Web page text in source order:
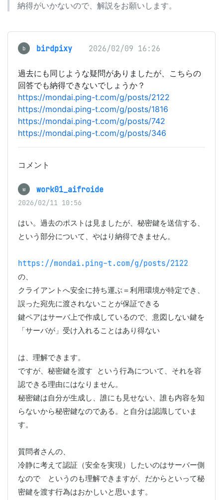
納得がいかないので、解説をお願いします。
b birdpixy 2026/02/09 16:26
過去にも同じような疑問がありましたが、こちらの
回答でも納得できないでしょうか？
https://mondai.ping-t.com/g/posts/2122
https://mondai.ping-t.com/g/posts/1816
https://mondai.ping-t.com/g/posts/742
https://mondai.ping-t.com/g/posts/346
コメント
w work01_aifroide
2026/02/11 10:56
はい。過去のポストは見ましたが、秘密鍵を送信する、
という部分について、やはり納得できません。
https://mondai.ping-t.com/g/posts/2122
の、
クライアントへ安全に持ち運ぶ＝利用環境が特定でき、
誤った宛先に渡されないことが保証できる
鍵ペアはサーバ上で作成しているので、意図しない鍵を
「サーバが」受け入れることはあり得ない
は、理解できます。
ですが、秘密鍵を渡す という行為について、それを容
認できる理由にはなりません。
秘密鍵は自分が生成し、誰にも見せない、誰も内容を知
らないから秘密鍵なのである。と自分は認識していま
す。
質問者さんの、
冷静に考えて認証（安全を実現）したいのはサーバー側
なので　というのも理解できますが、だからといって秘
密鍵を渡す行為はおかしいと思います。